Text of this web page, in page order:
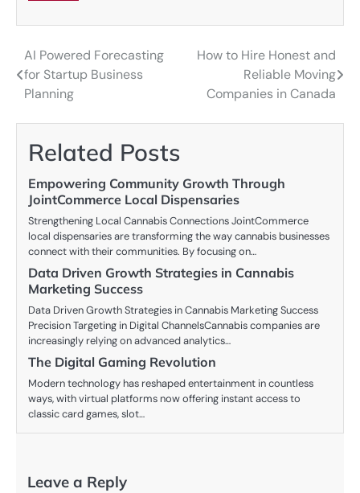
Post
navigation
AI Powered Forecasting
for Startup Business
Planning
How to Hire Honest and
Reliable Moving
Companies in Canada
Related Posts
Empowering Community Growth Through
JointCommerce Local Dispensaries
Strengthening Local Cannabis Connections JointCommerce
local dispensaries are transforming the way cannabis businesses
connect with their communities. By focusing on…
Data Driven Growth Strategies in Cannabis
Marketing Success
Data Driven Growth Strategies in Cannabis Marketing Success
Precision Targeting in Digital ChannelsCannabis companies are
increasingly relying on advanced analytics…
The Digital Gaming Revolution
Modern technology has reshaped entertainment in countless
ways, with virtual platforms now offering instant access to
classic card games, slot…
Leave a Reply